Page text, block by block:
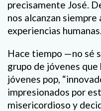
precisamente José.
nos alcanzan
experiencias
Hace tiempo —no sé
grupo de jóvenes
jóvenes pop,
impresionados por
misericordioso y